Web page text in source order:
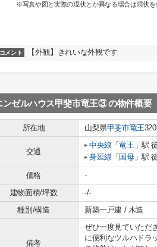
※写真や図と実際の現状とが異なる場合は現状
コメント 【外観】きれいな外観です
ンゼルハウス甲斐市竜王③ の物件概要
所在地 山梨県甲斐市竜王
交通
中央線 「竜王 」駅
身延線 「 国母」駅
価格 -
建物面積/坪数
-/-
種別/構造
新築一戸建 / 木造
備考
ぜひ一度見ていただ
に便利なツルハドラ